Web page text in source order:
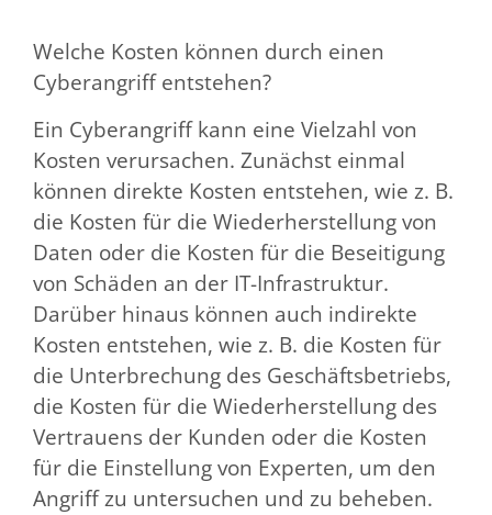
Welche Kosten können durch einen
Cyberangriff entstehen?
Ein Cyberangriff kann eine Vielzahl von
Kosten verursachen. Zunächst einmal
können direkte Kosten entstehen, wie z. B.
die Kosten für die Wiederherstellung von
Daten oder die Kosten für die Beseitigung
von Schäden an der IT-Infrastruktur.
Darüber hinaus können auch indirekte
Kosten entstehen, wie z. B. die Kosten für
die Unterbrechung des Geschäftsbetriebs,
die Kosten für die Wiederherstellung des
Vertrauens der Kunden oder die Kosten
für die Einstellung von Experten, um den
Angriff zu untersuchen und zu beheben.